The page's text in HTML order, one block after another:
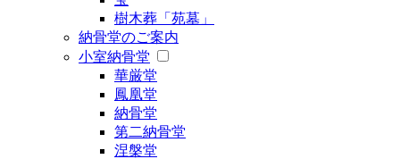
樹木葬「苑墓」
納骨堂のご案内
小室納骨堂
華厳堂
鳳凰堂
納骨堂
第二納骨堂
涅槃堂